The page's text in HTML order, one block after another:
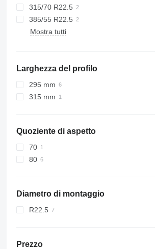
315/70 R22.5
385/55 R22.5
Mostra tutti
Larghezza del profilo
295 mm
315 mm
Quoziente di aspetto
70
80
Diametro di montaggio
R22.5
Prezzo